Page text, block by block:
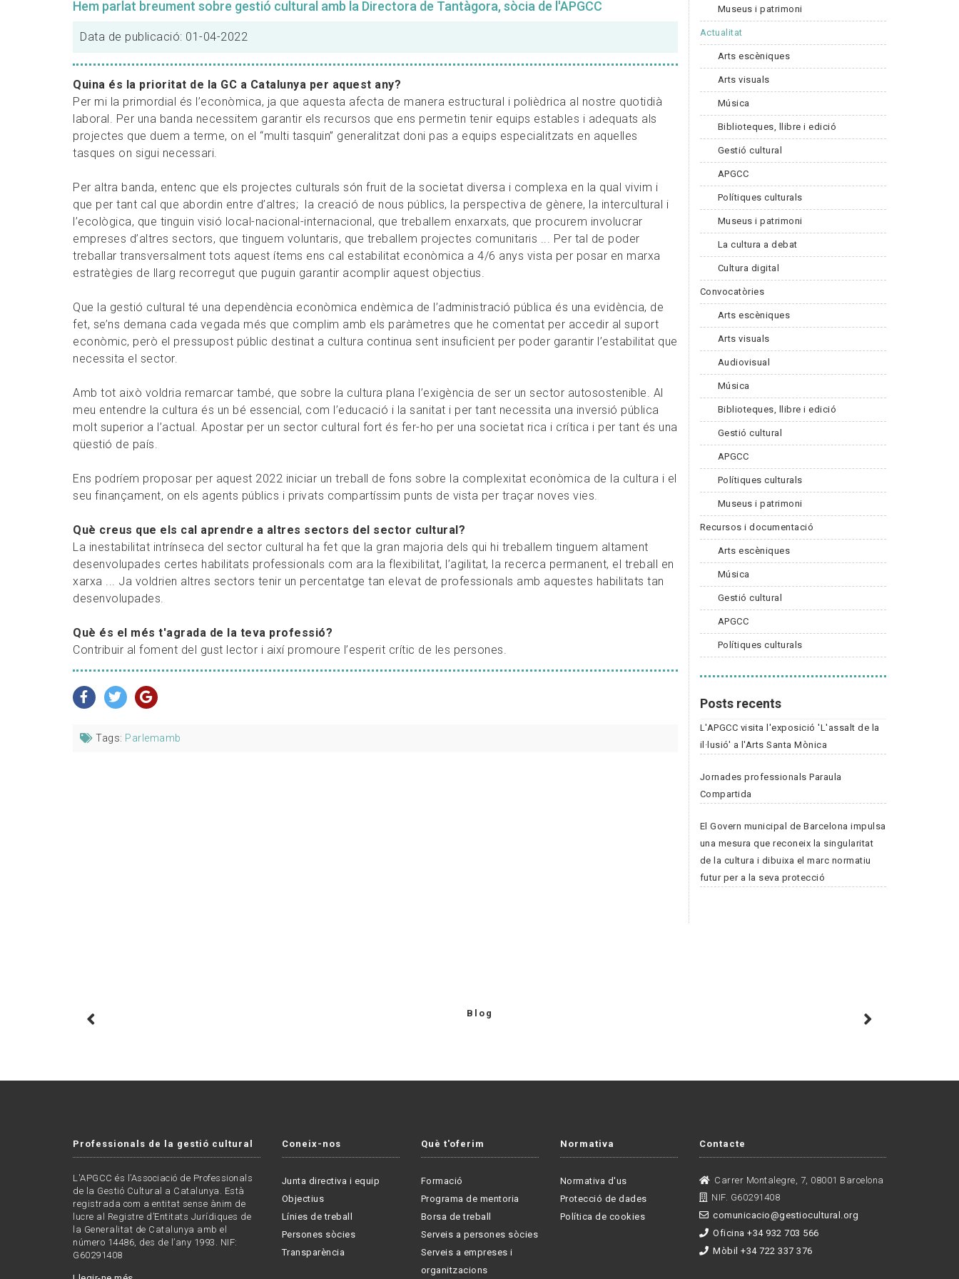
Hem parlat breument sobre gestió cultural amb la Directora de Tantàgora, sòcia de l'APGCC
Data de publicació: 01-04-2022
Quina és la prioritat de la GC a Catalunya per aquest any?
Per mi la primordial és l’econòmica, ja que aquesta afecta de manera estructural i polièdrica al nostre quotidià
laboral. Per una banda necessitem garantir els recursos que ens permetin tenir equips estables i adequats als
projectes que duem a terme, on el “multi tasquin” generalitzat doni pas a equips especialitzats en aquelles
tasques on sigui necessari.
Per altra banda, entenc que els projectes culturals són fruit de la societat diversa i complexa en la qual vivim i
que per tant cal que abordin entre d’altres; la creació de nous públics, la perspectiva de gènere, la intercultural i
l’ecològica, que tinguin visió local-nacional-internacional, que treballem enxarxats, que procurem involucrar
empreses d’altres sectors, que tinguem voluntaris, que treballem projectes comunitaris ... Per tal de poder
treballar transversalment tots aquest ítems ens cal estabilitat econòmica a 4/6 anys vista per posar en marxa
estratègies de llarg recorregut que puguin garantir acomplir aquest objectius.
Que la gestió cultural té una dependència econòmica endèmica de l’administració pública és una evidència, de
fet, se’ns demana cada vegada més que complim amb els paràmetres que he comentat per accedir al suport
econòmic, però el pressupost públic destinat a cultura continua sent insuficient per poder garantir l’estabilitat que
necessita el sector.
Amb tot això voldria remarcar també, que sobre la cultura plana l’exigència de ser un sector autosostenible. Al
meu entendre la cultura és un bé essencial, com l’educació i la sanitat i per tant necessita una inversió pública
molt superior a l’actual. Apostar per un sector cultural fort és fer-ho per una societat rica i crítica i per tant és una
qüestió de país.
Ens podríem proposar per aquest 2022 iniciar un treball de fons sobre la complexitat econòmica de la cultura i el
seu finançament, on els agents públics i privats compartíssim punts de vista per traçar noves vies.
Què creus que els cal aprendre a altres sectors del sector cultural?
La inestabilitat intrínseca del sector cultural ha fet que la gran majoria dels qui hi treballem tinguem altament
desenvolupades certes habilitats professionals com ara la flexibilitat, l’agilitat, la recerca permanent, el treball en
xarxa ... Ja voldrien altres sectors tenir un percentatge tan elevat de professionals amb aquestes habilitats tan
desenvolupades.
Què és el més t'agrada de la teva professió?
Contribuir al foment del gust lector i així promoure l’esperit crític de les persones.
Tags: Parlemamb
Museus i patrimoni
Actualitat
Arts escèniques
Arts visuals
Música
Biblioteques, llibre i edició
Gestió cultural
APGCC
Polítiques culturals
Museus i patrimoni
La cultura a debat
Cultura digital
Convocatòries
Arts escèniques
Arts visuals
Audiovisual
Música
Biblioteques, llibre i edició
Gestió cultural
APGCC
Polítiques culturals
Museus i patrimoni
Recursos i documentació
Arts escèniques
Música
Gestió cultural
APGCC
Polítiques culturals
Posts recents
L'APGCC visita l'exposició 'L'assalt de la
il·lusió' a l'Arts Santa Mònica
Jornades professionals Paraula
Compartida
El Govern municipal de Barcelona impulsa
una mesura que reconeix la singularitat
de la cultura i dibuixa el marc normatiu
futur per a la seva protecció
Blog
Professionals de la gestió cultural
L'APGCC és l’Associació de Professionals
de la Gestió Cultural a Catalunya. Està
registrada com a entitat sense ànim de
lucre al Registre d’Entitats Jurídiques de
la Generalitat de Catalunya amb el
número 14486, des de l’any 1993. NIF:
G60291408
Coneix-nos
Junta directiva i equip
Objectius
Línies de treball
Persones sòcies
Transparència
Què t'oferim
Formació
Programa de mentoria
Borsa de treball
Serveis a persones sòcies
Serveis a empreses i
organitzacions
Normativa
Normativa d'us
Protecció de dades
Política de cookies
Contacte
Carrer Montalegre, 7, 08001 Barcelona
NIF. G60291408
comunicacio@gestiocultural.org
Oficina +34 932 703 566
Mòbil +34 722 337 376